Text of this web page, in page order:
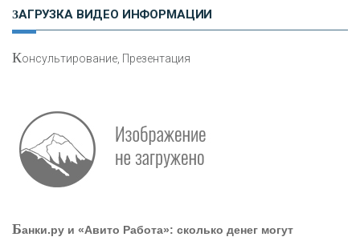
Работа мечты. Что банки делают для того, чтобы
привлечь и удержать персонал - «Интервью»
ЗАГРУЗКА ВИДЕО ИНФОРМАЦИИ
Консультирование, Презентация
Банки.ру и «Авито Работа»: сколько денег могут